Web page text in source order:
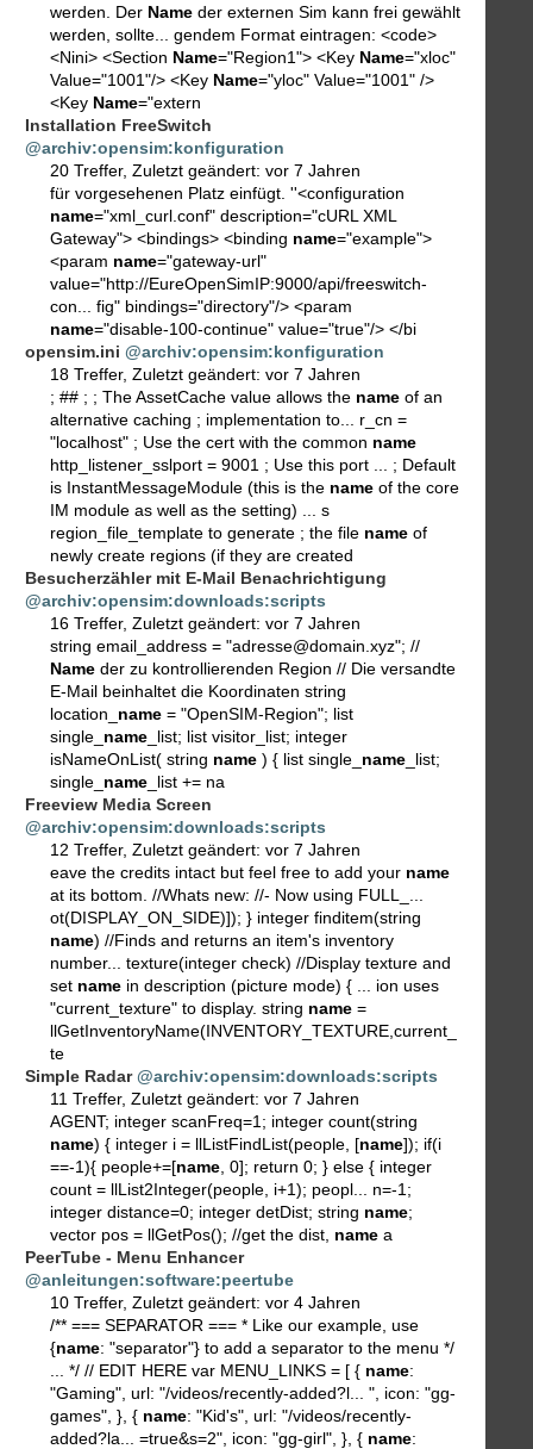
werden. Der Name der externen Sim kann frei gewählt
werden, sollte... gendem Format eintragen: <code>
<Nini> <Section Name="Region1"> <Key Name="xloc"
Value="1001"/> <Key Name="yloc" Value="1001" />
<Key Name="extern
Installation FreeSwitch
@archiv:opensim:konfiguration
20 Treffer, Zuletzt geändert: vor 7 Jahren
für vorgesehenen Platz einfügt. ''<configuration
name="xml_curl.conf" description="cURL XML
Gateway"> <bindings> <binding name="example">
<param name="gateway-url"
value="http://EureOpenSimIP:9000/api/freeswitch-
con... fig" bindings="directory"/> <param
name="disable-100-continue" value="true"/> </bi
opensim.ini @archiv:opensim:konfiguration
18 Treffer, Zuletzt geändert: vor 7 Jahren
; ## ; ; The AssetCache value allows the name of an
alternative caching ; implementation to... r_cn =
"localhost" ; Use the cert with the common name
http_listener_sslport = 9001 ; Use this port ... ; Default
is InstantMessageModule (this is the name of the core
IM module as well as the setting) ... s
region_file_template to generate ; the file name of
newly create regions (if they are created
Besucherzähler mit E-Mail Benachrichtigung
@archiv:opensim:downloads:scripts
16 Treffer, Zuletzt geändert: vor 7 Jahren
string email_address = "adresse@domain.xyz"; //
Name der zu kontrollierenden Region // Die versandte
E-Mail beinhaltet die Koordinaten string
location_ name = "OpenSIM-Region"; list
single_ name _list; list visitor_list; integer
isNameOnList( string name ) { list single_ name _list;
single_ name _list += na
Freeview Media Screen
@archiv:opensim:downloads:scripts
12 Treffer, Zuletzt geändert: vor 7 Jahren
eave the credits intact but feel free to add your name
at its bottom. //Whats new: //- Now using FULL_...
ot(DISPLAY_ON_SIDE)]); } integer finditem(string
name) //Finds and returns an item's inventory
number... texture(integer check) //Display texture and
set name in description (picture mode) { ... ion uses
"current_texture" to display. string name =
llGetInventoryName(INVENTORY_TEXTURE,current_
te
Simple Radar @archiv:opensim:downloads:scripts
11 Treffer, Zuletzt geändert: vor 7 Jahren
AGENT; integer scanFreq=1; integer count(string
name) { integer i = llListFindList(people, [name]); if(i
==-1){ people+=[name , 0]; return 0; } else { integer
count = llList2Integer(people, i+1); peopl... n=-1;
integer distance=0; integer detDist; string name;
vector pos = llGetPos(); //get the dist, name a
PeerTube - Menu Enhancer
@anleitungen:software:peertube
10 Treffer, Zuletzt geändert: vor 4 Jahren
/** === SEPARATOR === * Like our example, use
{name: "separator"} to add a separator to the menu */
... */ // EDIT HERE var MENU_LINKS = [ { name:
"Gaming", url: "/videos/recently-added?l... ", icon: "gg-
games", }, { name: "Kid's", url: "/videos/recently-
added?la... =true&s=2", icon: "gg-girl", }, { name: